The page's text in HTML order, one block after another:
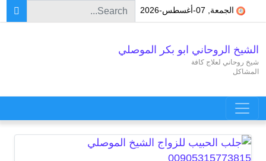
Skip to content
الجمعة, 07-أغسطس-2026
Search for:
الشيخ الروحاني ابو بكر الموصلي
شيخ روحاني لعلاج كافة
المشاكل
Main Navigation